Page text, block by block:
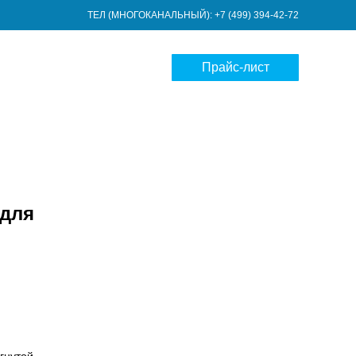
ТЕЛ (МНОГОКАНАЛЬНЫЙ): +7 (499) 394-42-72
Прайс-лист